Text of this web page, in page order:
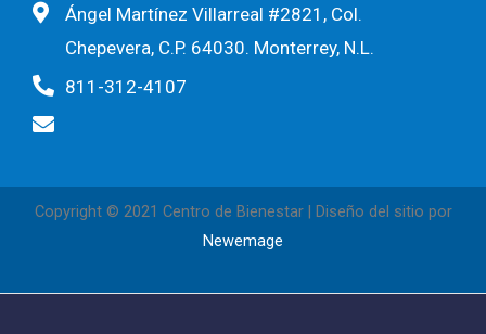
Ángel Martínez Villarreal #2821, Col.
Chepevera, C.P. 64030. Monterrey, N.L.
811-312-4107
Copyright © 2021 Centro de Bienestar | Diseño del sitio por
Newemage